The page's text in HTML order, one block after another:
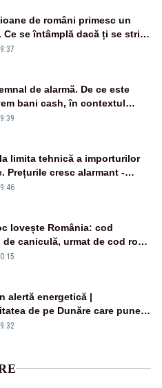
de români primesc un
se întâmplă dacă ți se strică
de alarmă. De ce este
bani cash, în contextul
limita tehnică a importurilor
Prețurile cresc alarmant -
Plus
lovește România: cod
caniculă, urmat de cod roșu
urcă spre 40°C
alertă energetică |
de pe Dunăre care pune
Cernavodă era